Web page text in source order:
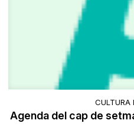
CULTURA
Agenda del cap de